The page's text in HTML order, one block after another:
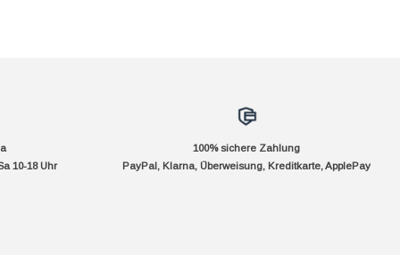
10-18 Uhr
100% sichere Zahlung
PayPal, Klarna, Überweisung, Kreditkarte, ApplePay